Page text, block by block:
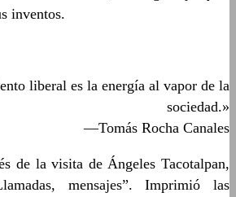
inventos.
liberal es la energía al vapor de la
sociedad.»
—Tomás Rocha Canales
de la visita de Ángeles Tacotalpan,
mensajes”. Imprimió las